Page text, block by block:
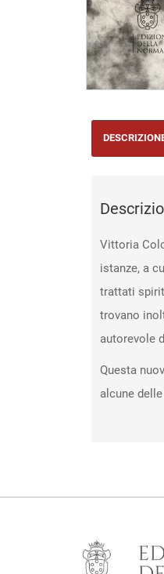
Vittoria
istanze, a
trattati
trovano
autorevole
Questa
alcune